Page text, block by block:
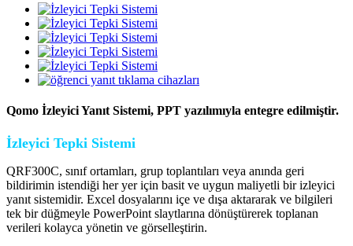
Qomo İzleyici Yanıt Sistemi, PPT yazılımıyla entegre edilmiştir.
İzleyici Tepki Sistemi
QRF300C, sınıf ortamları, grup toplantıları veya anında geri
bildirimin istendiği her yer için basit ve uygun maliyetli bir izleyici
yanıt sistemidir. Excel dosyalarını içe ve dışa aktararak ve bilgileri
tek bir düğmeyle PowerPoint slaytlarına dönüştürerek toplanan
verileri kolayca yönetin ve görselleştirin.